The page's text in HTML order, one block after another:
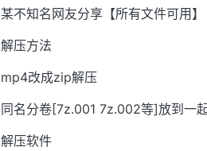
某不知名网友分享【所有文件可用】
解压方法
mp4改成zip解压
同名分卷[7z.001 7z.002等]放到一
解压软件